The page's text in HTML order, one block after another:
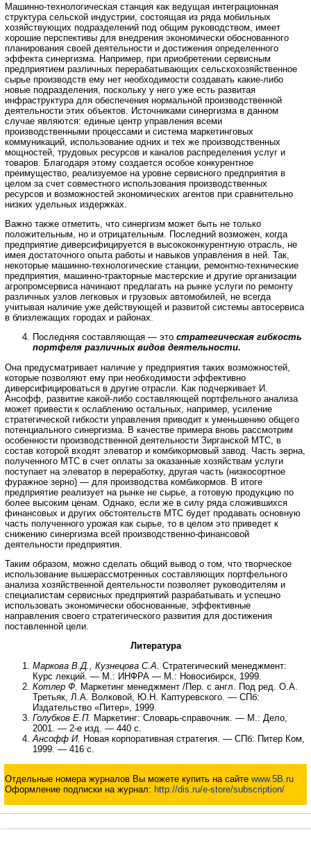
Машинно-технологическая станция как ведущая интеграционная
структура сельской индустрии, состоящая из ряда мобильных
хозяйствующих подразделений под общим руководством, имеет
хорошие перспективы для внедрения экономически обоснованного
планирования своей деятельности и достижения определенного
эффекта синергизма. Например, при приобретении сервисным
предприятием различных перерабатывающих сельскохозяйственное
сырье производств ему нет необходимости создавать какие-либо
новые подразделения, поскольку у него уже есть развитая
инфраструктура для обеспечения нормальной производственной
деятельности этих объектов. Источниками синергизма в данном
случае являются: единые центр управления всеми
производственными процессами и система маркетинговых
коммуникаций, использование одних и тех же производственных
мощностей, трудовых ресурсов и каналов распределения услуг и
товаров. Благодаря этому создается особое конкурентное
преимущество, реализуемое на уровне сервисного предприятия в
целом за счет совместного использования производственных
ресурсов и возможностей экономических агентов при сравнительно
низких удельных издержках.
Важно также отметить, что синергизм может быть не только
положительным, но и отрицательным. Последний возможен, когда
предприятие диверсифицируется в высококонкурентную отрасль, не
имея достаточного опыта работы и навыков управления в ней. Так,
некоторые машинно-технологические станции, ремонтно-технические
предприятия, машинно-тракторные мастерские и другие организации
агропромсервиса начинают предлагать на рынке услуги по ремонту
различных узлов легковых и грузовых автомобилей, не всегда
учитывая наличие уже действующей и развитой системы автосервиса
в близлежащих городах и районах.
Последняя составляющая — это стратегическая гибкость
портфеля различных видов деятельности.
Она предусматривает наличие у предприятия таких возможностей,
которые позволяют ему при необходимости эффективно
диверсифицироваться в другие отрасли. Как подчеркивает И.
Ансофф, развитие какой-либо составляющей портфельного анализа
может привести к ослаблению остальных, например, усиление
стратегической гибкости управления приводит к уменьшению общего
потенциального синергизма. В качестве примера вновь рассмотрим
особенности производственной деятельности Зирганской МТС, в
состав которой входят элеватор и комбикормовый завод. Часть зерна,
полученного МТС в счет оплаты за оказанные хозяйствам услуги
поступает на элеватор в переработку, другая часть (низкосортное
фуражное зерно) — для производства комбикормов. В итоге
предприятие реализует на рынке не сырье, а готовую продукцию по
более высоким ценам. Однако, если же в силу ряда сложившихся
финансовых и других обстоятельств МТС будет продавать основную
часть полученного урожая как сырье, то в целом это приведет к
снижению синергизма всей производственно-финансовой
деятельности предприятия.
Таким образом, можно сделать общий вывод о том, что творческое
использование вышерассмотренных составляющих портфельного
анализа хозяйственной деятельности позволяет руководителям и
специалистам сервисных предприятий разрабатывать и успешно
использовать экономически обоснованные, эффективные
направления своего стратегического развития для достижения
поставленной цели.
Литература
Маркова В.Д., Кузнецова С.А. Стратегический менеджмент:
Курс лекций. — М.: ИНФРА — М.: Новосибирск, 1999.
Котлер Ф. Маркетинг менеджмент /Пер. с англ. Под ред. О.А.
Третьяк, Л.А. Волковой, Ю.Н. Каптуревского. — СПб:
Издательство «Питер», 1999.
Голубков Е.П. Маркетинг: Словарь-справочник. — М.: Дело,
2001. — 2-е изд. — 440 с.
Ансофф И. Новая корпоративная стратегия. — СПб: Питер Ком,
1999. — 416 с.
Отдельные номера журналов Вы можете купить на сайте www.5B.ru
Оформление подписки на журнал: http://dis.ru/e-store/subscription/